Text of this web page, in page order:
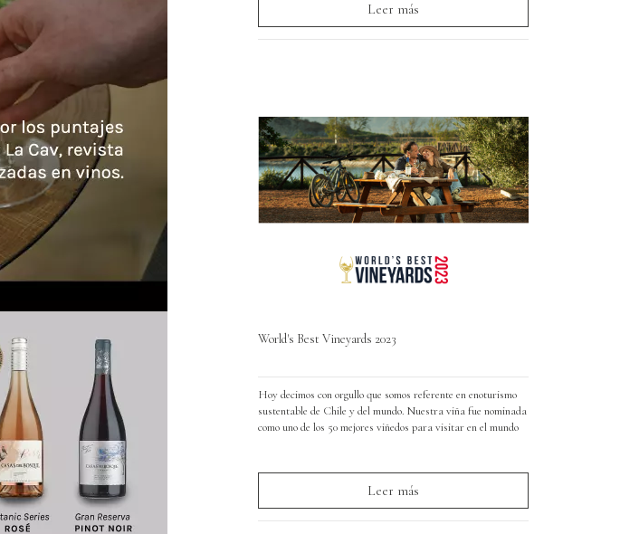
Leer más
World's Best Vineyards 2023
Hoy decimos con orgullo que somos referente en enoturismo
sustentable de Chile y del mundo. Nuestra viña fue nominada
como uno de los 50 mejores viñedos para visitar en el mundo
Leer más